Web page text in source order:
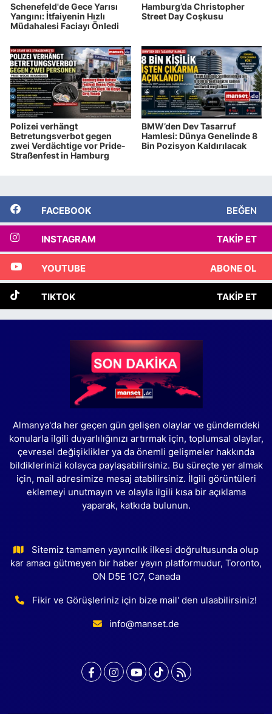
Schenefeld'de Gece Yarısı
Yangını: İtfaiyenin Hızlı
Müdahalesi Faciayı Önledi
Hamburg’da Christopher
Street Day Coşkusu
Polizei verhängt
Betretungsverbot gegen
zwei Verdächtige vor Pride-
Straßenfest in Hamburg
BMW’den Dev Tasarruf
Hamlesi: Dünya Genelinde 8
Bin Pozisyon Kaldırılacak
FACEBOOK BEĞEN
INSTAGRAM TAKIP ET
YOUTUBE ABONE OL
TIKTOK TAKIP ET
Almanya'da her geçen gün gelişen olaylar ve gündemdeki
konularla ilgili duyarlılığınızı artırmak için, toplumsal olaylar,
çevresel değişiklikler ya da önemli gelişmeler hakkında
bildiklerinizi kolayca paylaşabilirsiniz. Bu süreçte yer almak
için, mail adresimize mesaj atabilirsiniz. İlgili görüntüleri
eklemeyi unutmayın ve olayla ilgili kısa bir açıklama
yaparak, katkıda bulunun.
Sitemiz tamamen yayıncılık ilkesi doğrultusunda olup
kar amacı gütmeyen bir haber yayın platformudur, Toronto,
ON D5E 1C7, Canada
Fikir ve Görüşleriniz için bize mail' den ulaabilirsiniz!
info@manset.de